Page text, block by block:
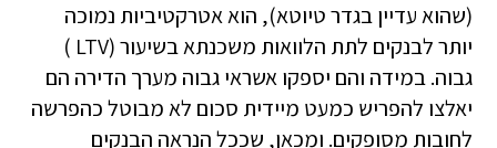
(שהוא עדיין בגדר טיוטא), הוא אטרקטיביות נמוכה
יותר לבנקים לתת הלוואות משכנתא בשיעור (LTV )
גבוה. במידה והם יספקו אשראי גבוה מערך הדירה הם
יאלצו להפריש כמעט מיידית סכום לא מבוטל כהפרשה
לחובות מסופקים. ומכאן, שככל הנראה הבנקים